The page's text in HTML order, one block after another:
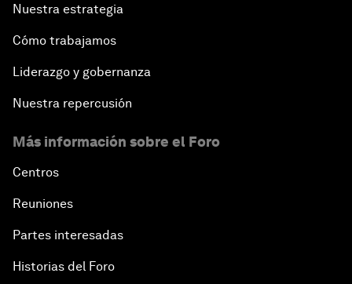
Nuestra estrategia
Cómo trabajamos
Liderazgo y gobernanza
Nuestra repercusión
Más información sobre el Foro
Centros
Reuniones
Partes interesadas
Historias del Foro